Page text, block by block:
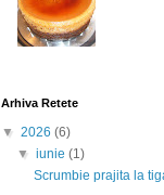
Arhiva Retete
▼ 2026 (6)
▼iunie(1)
Scrumbie prajita la